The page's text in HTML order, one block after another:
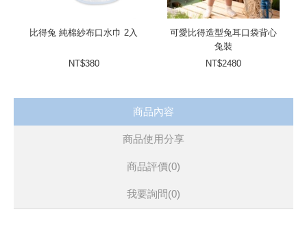
比得兔 純棉紗布口水巾 2入
NT$380
可愛比得造型兔耳口袋背心
兔裝
NT$2480
商品內容
商品使用分享
商品評價(0)
我要詢問(0)